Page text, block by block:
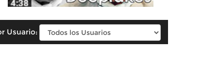
Usuario: